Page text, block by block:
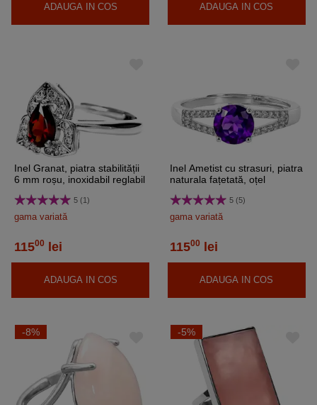
ADAUGA IN COS ADAUGA IN COS
Inel Granat, piatra stabilității
6 mm roșu, inoxidabil reglabil
5 (1)
gama variată
11500 lei
ADAUGA IN COS
Inel Ametist cu strasuri, piatra
naturala fațetată, oțel
multe mărimi 5 (5)
gama variată
11500 lei
ADAUGA IN COS
-8% -5%